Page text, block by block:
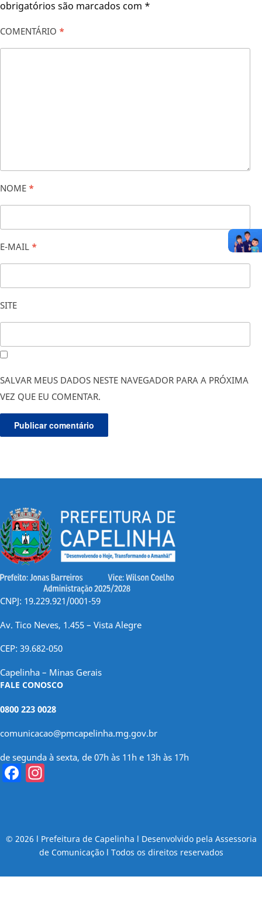
obrigatórios são marcados com *
COMENTÁRIO *
NOME *
E-MAIL *
SITE
SALVAR MEUS DADOS NESTE NAVEGADOR PARA A PRÓXIMA
VEZ QUE EU COMENTAR.
CNPJ: 19.229.921/0001-59
Av. Tico Neves, 1.455 – Vista Alegre
CEP: 39.682-050
Capelinha – Minas Gerais
FALE CONOSCO
0800 223 0028
comunicacao@pmcapelinha.mg.gov.br
de segunda à sexta, de 07h às 11h e 13h às 17h
Facebook
© 2026 l Prefeitura de Capelinha l Desenvolvido pela Assessoria
de Comunicação l Todos os direitos reservados